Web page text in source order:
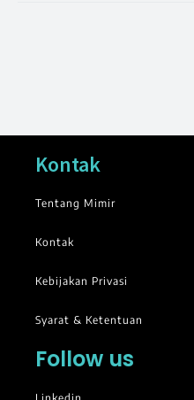
Kontak
Tentang Mimir
Kontak
Kebijakan Privasi
Syarat & Ketentuan
Follow us